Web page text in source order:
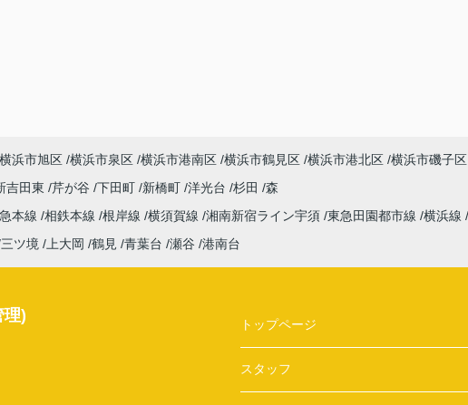
横浜市旭区 横浜市泉区 横浜市港南区 横浜市鶴見区 横浜市港北区 横浜市磯子区
吉田東 芹が谷 下田町 新橋町 洋光台 杉田
森
本線 相鉄本線 根岸線 横須賀線 湘南新宿ライン宇須 東急田園都市線 横浜線
三ツ境 上大岡 鶴見 青葉台 瀬谷 港南台
理) トップページ
スタッフ